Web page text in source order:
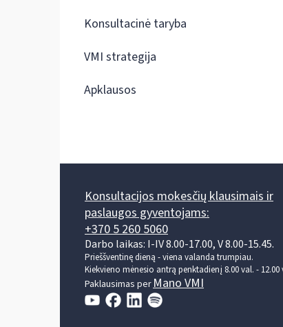
Konsultacinė taryba
VMI strategija
Apklausos
Konsultacijos mokesčių klausimais ir
paslaugos gyventojams:
+370 5 260 5060
Darbo laikas: I-IV 8.00-17.00, V 8.00-15.45.
Prieššventinę dieną - viena valanda trumpiau.
Kiekvieno mėnesio antrą penktadienį 8.00 val. - 12.00
Paklausimas per Mano VMI